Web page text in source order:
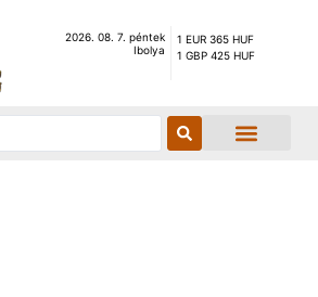
2026. 08. 7. péntek
Ibolya
1 EUR 365 HUF
1 GBP 425 HUF